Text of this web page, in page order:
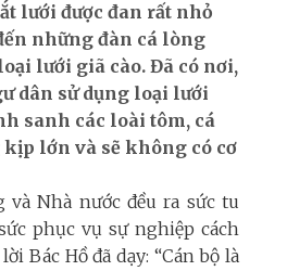
lưới được đan rất nhỏ
những đàn cá lòng
lưới giã cào. Đã có nơi,
dân sử dụng loại lưới
sanh các loài tôm, cá
lớn và sẽ không có cơ
và Nhà nước đều ra sức tu
phục vụ sự nghiệp cách
Bác Hồ đã dạy: “Cán bộ là